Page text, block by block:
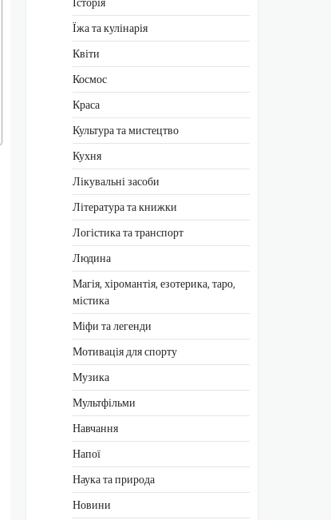
Їжа та кулінарія
Квіти
Космос
Краса
Культура та мистецтво
Кухня
Лікувальні засоби
Література та книжки
Логістика та транспорт
Людина
Магія, хіромантія, езотерика, таро,
містика
Міфи та легенди
Мотивація для спорту
Музика
Мультфільми
Навчання
Напої
Наука та природа
Новини